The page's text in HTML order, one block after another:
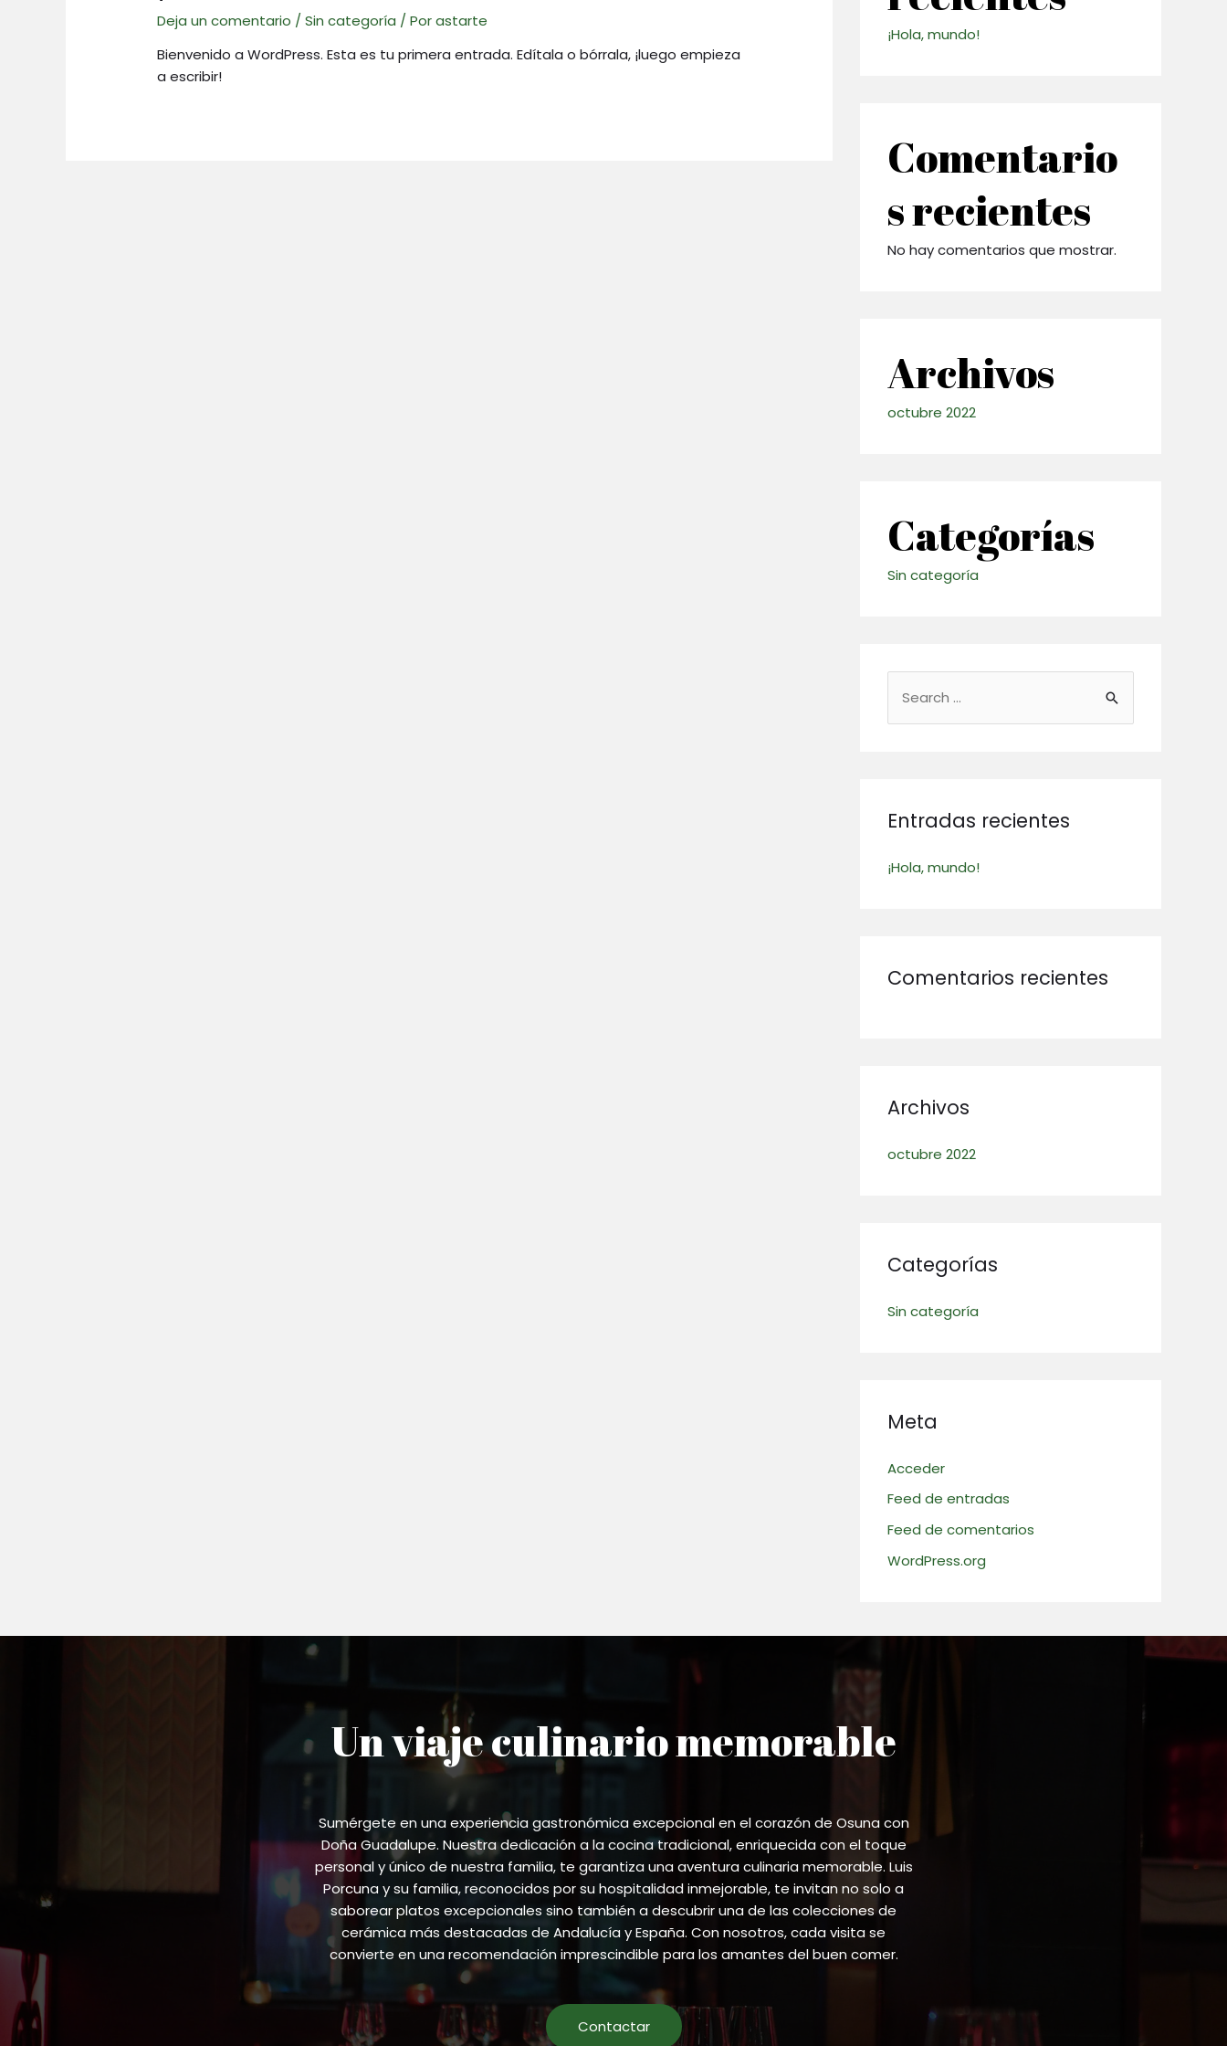
Deja un comentario /Sin categoría / Porastarte
Bienvenido a WordPress. Esta es tu primera entrada. Edítala o bórrala, ¡luego empieza
a escribir!
¡Hola, mundo!
Comentario
s recientes
No hay comentarios que mostrar.
Archivos
octubre 2022
Categorías
Sin categoría
r
o
Entradas recientes
¡Hola, mundo!
Comentarios recientes
Archivos
octubre 2022
Categorías
Sin categoría
Meta
Acceder
Feed de entradas
Feed de comentarios
WordPress.org
Un viaje culinario memorable
Sumérgete en una experiencia gastronómica excepcional en el corazón de Osuna con
Doña Guadalupe. Nuestra dedicación a la cocina tradicional, enriquecida con el toque
personal y único de nuestra familia, te garantiza una aventura culinaria memorable. Luis
Porcuna y su familia, reconocidos por su hospitalidad inmejorable, te invitan no solo a
saborear platos excepcionales sino también a descubrir una de las colecciones de
cerámica más destacadas de Andalucía y España. Con nosotros, cada visita se
convierte en una recomendación imprescindible para los amantes del buen comer.
Contactar